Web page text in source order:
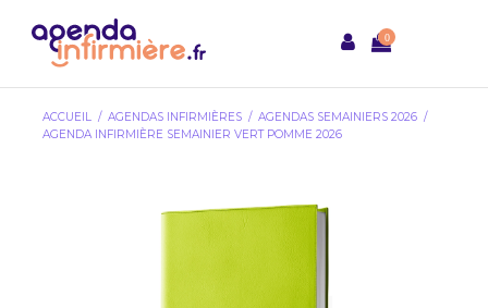
0
ACCUEIL AGENDAS INFIRMIÈRES
AGENDAS SEMAINIERS 2026
AGENDA INFIRMIÈRE SEMAINIER VERT POMME 2026